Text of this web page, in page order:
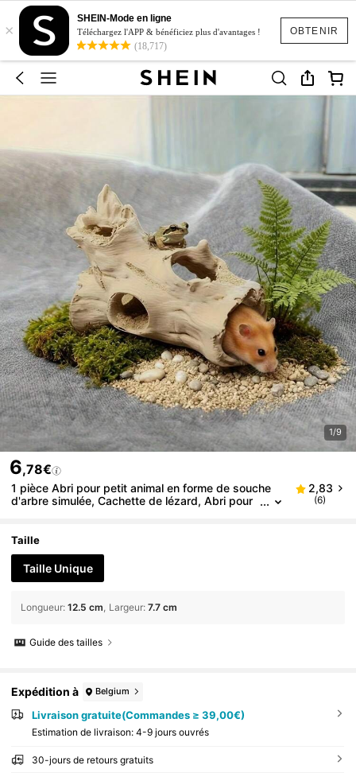
OBTENIR
×
SHEIN-Mode en ligne
Téléchargez l'APP & bénéficiez plus d'avantages !
(18,717)
1/9
6,78€
1 pièce Abri pour petit animal en forme de souche
d'arbre simulée, Cachette de lézard, Abri pour
2,83
(6)
Taille
Taille Unique
Longueur: 12.5 cm Largeur: 7.7 cm
Guide des tailles
Expédition à Belgium
Livraison gratuite(Commandes ≥ 39,00€)
Estimation de livraison: 4-9 jours ouvrés
30-jours de retours gratuits